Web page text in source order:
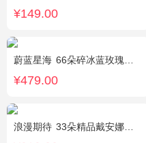
¥149.00
蔚蓝星海 66朵碎冰蓝玫瑰，外围满天星环绕
¥479.00
浪漫期待 33朵精品戴安娜粉玫瑰，叶上黄金适量搭配。